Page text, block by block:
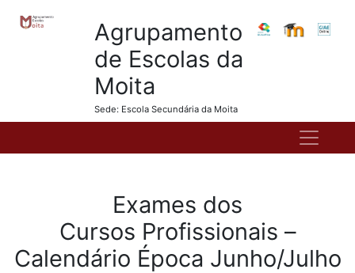
Agrupamento
de Escolas da
Moita
Sede: Escola Secundária da Moita
Exames dos
Cursos Profissionais –
Calendário Época Junho/Julho